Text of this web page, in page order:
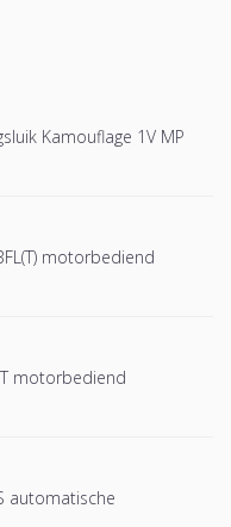
Kamouflage 1V MP
motorbediend
motorbediend
automatische